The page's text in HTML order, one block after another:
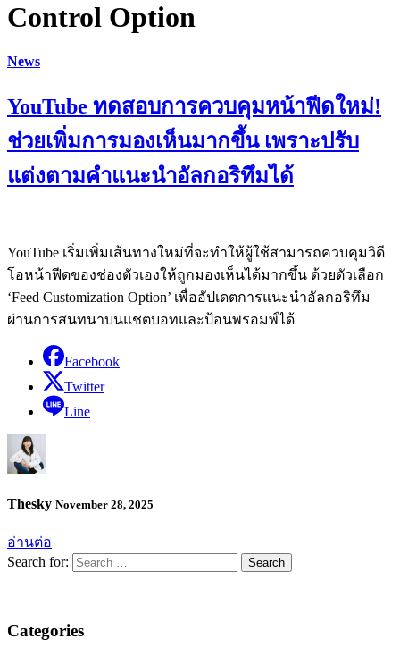
Control Option
News
YouTube ทดสอบการควบคุมหน้าฟีดใหม่!
ช่วยเพิ่มการมองเห็นมากขึ้น เพราะปรับ
แต่งตามคำแนะนำอัลกอริทึมได้
YouTube เริ่มเพิ่มเส้นทางใหม่ที่จะทำให้ผู้ใช้สามารถควบคุมวิดี
โอหน้าฟีดของช่องตัวเองให้ถูกมองเห็นได้มากขึ้น ด้วยตัวเลือก
‘Feed Customization Option’ เพื่ออัปเดตการแนะนำอัลกอริทึม
ผ่านการสนทนาบนแชตบอทและป้อนพรอมพ์ได้
Facebook
Twitter
Line
Thesky November 28, 2025
อ่านต่อ
Search for:
Categories